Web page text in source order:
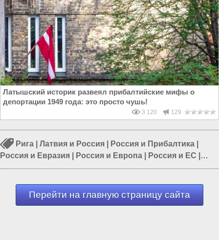
Латышский историк развеял прибалтийские мифы о
депортации 1949 года: это просто чушь!
3 120 129
Рига Латвия и Россия Россия и Прибалтика
Россия и Евразия
Россия и Европа Россия и ЕС
Россия и Запад
Перейти на главную страницу сайта